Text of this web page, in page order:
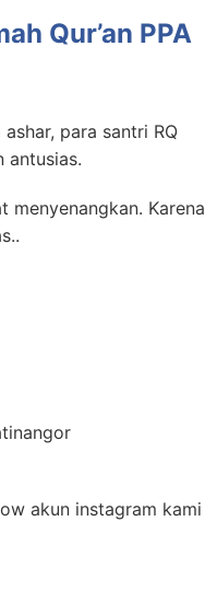
Qur’an PPA
para santri RQ
antusias.
menyenangkan. Karena
akun instagram kami